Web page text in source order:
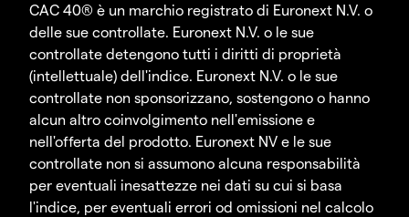
CAC 40® è un marchio registrato di Euronext N.V. o
delle sue controllate. Euronext N.V. o le sue
controllate detengono tutti i diritti di proprietà
(intellettuale) dell'indice. Euronext N.V. o le sue
controllate non sponsorizzano, sostengono o hanno
alcun altro coinvolgimento nell'emissione e
nell'offerta del prodotto. Euronext NV e le sue
controllate non si assumono alcuna responsabilità
per eventuali inesattezze nei dati su cui si basa
l'indice, per eventuali errori od omissioni nel calcolo